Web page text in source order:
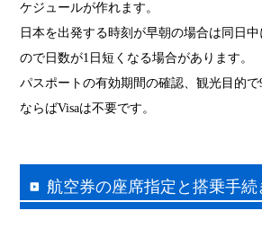
ケジュールが作れます。
日本を出発する時刻が早朝の場合は同日
ので日数が1日短くなる場合があります。
パスポートの有効期間の確認、観光目的
ならばVisaは不要です。
航空券の座席指定と搭乗手続